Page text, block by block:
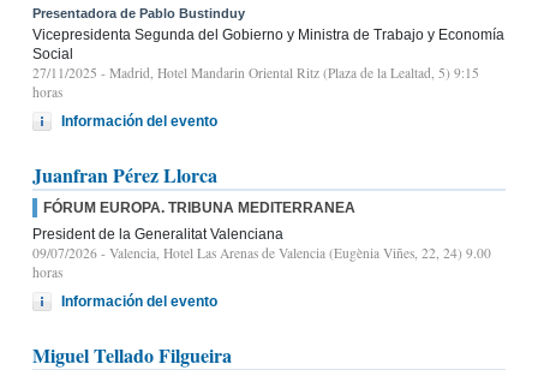
Presentadora de Pablo Bustinduy
Vicepresidenta Segunda del Gobierno y Ministra de Trabajo y Economía
Social
27/11/2025 - Madrid, Hotel Mandarin Oriental Ritz (Plaza de la Lealtad, 5) 9:15
horas
Información del evento
Juanfran Pérez Llorca
FÓRUM EUROPA. TRIBUNA MEDITERRANEA
President de la Generalitat Valenciana
09/07/2026 - Valencia, Hotel Las Arenas de Valencia (Eugènia Viñes, 22, 24) 9.00
horas
Información del evento
Miguel Tellado Filgueira